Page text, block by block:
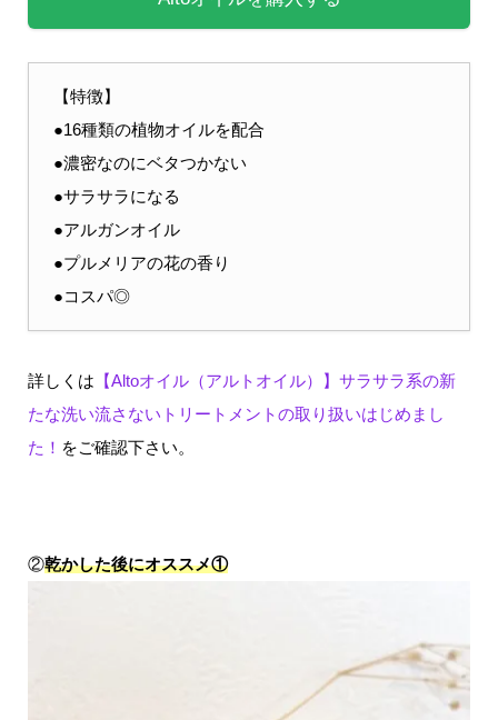
【特徴】
●16種類の植物オイルを配合
●濃密なのにベタつかない
●サラサラになる
●アルガンオイル
●プルメリアの花の香り
●コスパ◎
詳しくは 【Altoオイル（アルトオイル）】サラサラ系の新
たな洗い流さないトリートメントの取り扱いはじめまし
た！ をご確認下さい。
②乾かした後にオススメ①